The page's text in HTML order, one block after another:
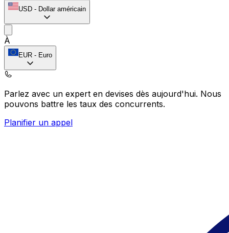
USD - Dollar américain
À
EUR - Euro
Parlez avec un expert en devises dès aujourd'hui. Nous
pouvons battre les taux des concurrents.
Planifier un appel